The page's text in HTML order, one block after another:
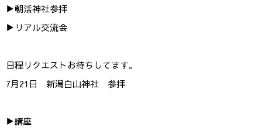
▶︎朝活神社参拝
▶︎リアル交流会
日程リクエストお待ちしてます。
7月21日 新潟白山神社 参拝
▶︎講座